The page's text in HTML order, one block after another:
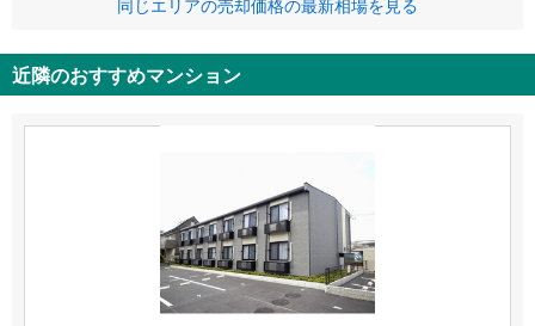
同じエリアの売却価格の最新相場を見る
近隣のおすすめマンション